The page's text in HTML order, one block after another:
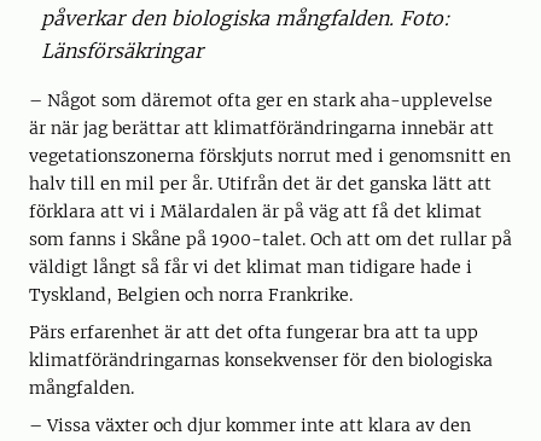
påverkar den biologiska mångfalden. Foto:
Länsförsäkringar
– Något som däremot ofta ger en stark aha-upplevelse
är när jag berättar att klimatförändringarna innebär att
vegetationszonerna förskjuts norrut med i genomsnitt en
halv till en mil per år. Utifrån det är det ganska lätt att
förklara att vi i Mälardalen är på väg att få det klimat
som fanns i Skåne på 1900-talet. Och att om det rullar på
väldigt långt så får vi det klimat man tidigare hade i
Tyskland, Belgien och norra Frankrike.
Pärs erfarenhet är att det ofta fungerar bra att ta upp
klimatförändringarnas konsekvenser för den biologiska
mångfalden.
– Vissa växter och djur kommer inte att klara av den